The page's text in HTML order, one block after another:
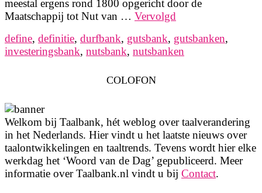
meestal ergens rond 1800 opgericht door de
Maatschappij tot Nut van … Vervolgd
define, definitie, durfbank, gutsbank, gutsbanken,
investeringsbank, nutsbank, nutsbanken
COLOFON
Welkom bij Taalbank, hét weblog over taalverandering
in het Nederlands. Hier vindt u het laatste nieuws over
taalontwikkelingen en taaltrends. Tevens wordt hier elke
werkdag het ‘Woord van de Dag’ gepubliceerd. Meer
informatie over Taalbank.nl vindt u bij Contact.